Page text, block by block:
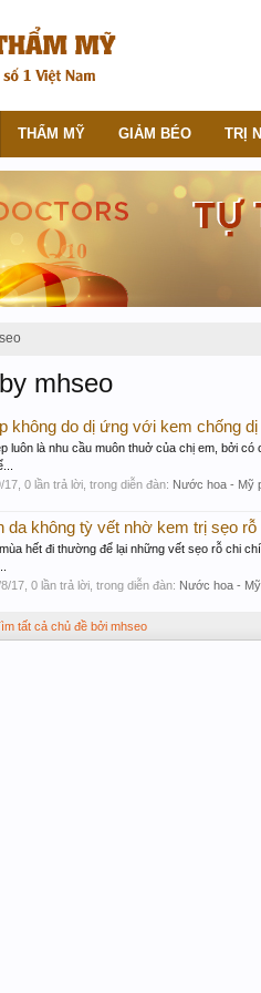
mhseo
không do dị ứng với kem chống
luôn là nhu cầu muôn thuở của chị em, bởi
17 , 0 lần trả lời, trong diễn đàn: Nước hoa - Mỹ
da không tỳ vết nhờ kem trị sẹo rỗ
hết đi thường để lại những vết sẹo rỗ chi
17 , 0 lần trả lời, trong diễn đàn: Nước hoa -
tất cả chủ đề bởi mhseo
THẨM MỸ GIẢM BÉO TRỊ